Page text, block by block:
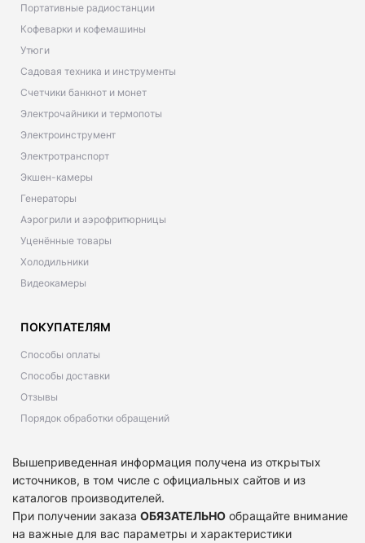
Портативные радиостанции
Кофеварки и кофемашины
Утюги
Садовая техника и инструменты
Счетчики банкнот и монет
Электрочайники и термопоты
Электроинструмент
Электротранспорт
Экшен-камеры
Генераторы
Аэрогрили и аэрофритюрницы
Уценённые товары
Холодильники
Видеокамеры
ПОКУПАТЕЛЯМ
Способы оплаты
Способы доставки
Отзывы
Порядок обработки обращений
Вышеприведенная информация получена из открытых
источников, в том числе с официальных сайтов и из
каталогов производителей.
При получении заказа ОБЯЗАТЕЛЬНО обращайте внимание
на важные для вас параметры и характеристики